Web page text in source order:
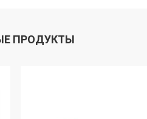
ПРОДУКТЫ